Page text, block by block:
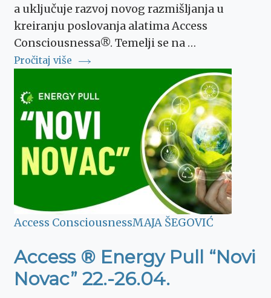
a uključuje razvoj novog razmišljanja u
kreiranju poslovanja alatima Access
Consciousnessa®. Temelji se na …
Pročitaj više
Access ConsciousnessMAJA ŠEGOVIĆ
Access ® Energy Pull “Novi
Novac” 22.-26.04.